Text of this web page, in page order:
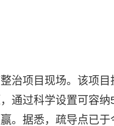
治项目现场。该项目
通过科学设置可容
。据悉，疏导点已